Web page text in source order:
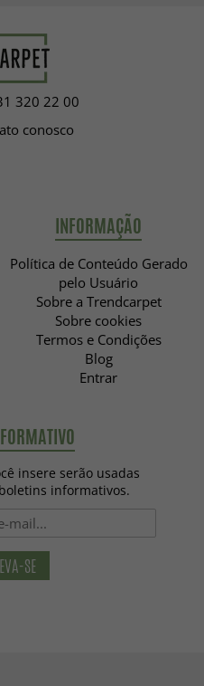
320 22 00
conosco
INFORMAÇÃO
Política de Conteúdo Gerado
pelo Usuário
Sobre a Trendcarpet
Sobre cookies
Termos e Condições
Blog
Entrar
insere serão usadas
informativos.
SE